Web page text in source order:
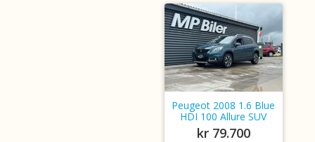
Peugeot 2008 1.6 Blue
HDI 100 Allure SUV
kr 79.700